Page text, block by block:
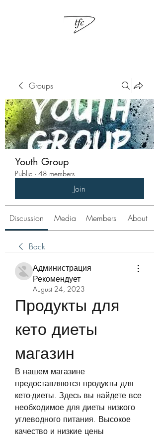
Groups
Youth Group
Public · 48 members
Join
Discussion Media Members About
Back
Администрация
Рекомендует
August 24, 2023
Продукты для
кето диеты
магазин
В нашем магазине
предоставляются продукты для
кето-диеты. Здесь вы найдете все
необходимое для диеты низкого
углеводного питания. Высокое
качество и низкие цены